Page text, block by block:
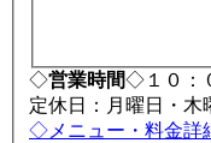
◇営業時間◇１０：
定休日：月曜日・木
◇メニュー・料金